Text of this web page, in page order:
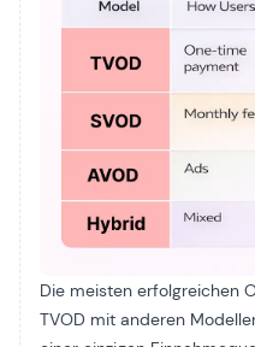
Die meisten erfolgreichen
TVOD mit anderen